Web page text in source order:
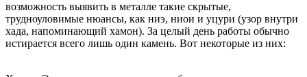
возможность выявить в металле такие скрытые,
трудноуловимые нюансы, как ниэ, ниои и уцури (узор внутри
хада, напоминающий хамон). За целый день работы обычно
истирается всего лишь один камень. Вот некоторые из них: